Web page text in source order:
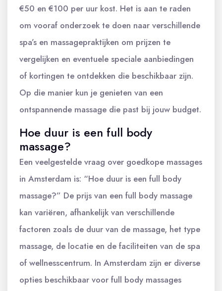
€50 en €100 per uur kost. Het is aan te raden
om vooraf onderzoek te doen naar verschillende
spa’s en massagepraktijken om prijzen te
vergelijken en eventuele speciale aanbiedingen
of kortingen te ontdekken die beschikbaar zijn.
Op die manier kun je genieten van een
ontspannende massage die past bij jouw budget.
Hoe duur is een full body
massage?
Een veelgestelde vraag over goedkope massages
in Amsterdam is: “Hoe duur is een full body
massage?” De prijs van een full body massage
kan variëren, afhankelijk van verschillende
factoren zoals de duur van de massage, het type
massage, de locatie en de faciliteiten van de spa
of wellnesscentrum. In Amsterdam zijn er diverse
opties beschikbaar voor full body massages